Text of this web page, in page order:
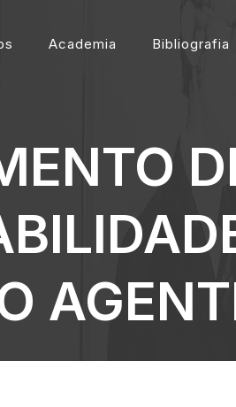
Academia Bibliografia